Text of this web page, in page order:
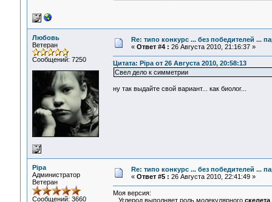
Любовь
Ветеран
Сообщений: 7250
Re: типо конкурс ... без победителей ...
« Ответ #4 : 26 Августа 2010, 21:16:37 »
Цитата: Pipa от 26 Августа 2010, 20:58:13
Свел дело к симметрии
ну так выдайте свой вариант... как биолог...
Pipa
Администратор
Ветеран
Сообщений: 3660
Re: типо конкурс ... без победителей ...
« Ответ #5 : 26 Августа 2010, 22:41:49 »
Моя версия:
Углерод выполняет роль молекулярного скелета